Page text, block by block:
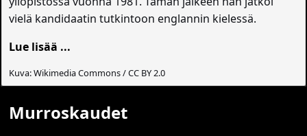
vielä kandidaatin tutkintoon englannin kielessä.
Lue lisää ...
Kuva: Wikimedia Commons / CC BY 2.0
Murroskaudet